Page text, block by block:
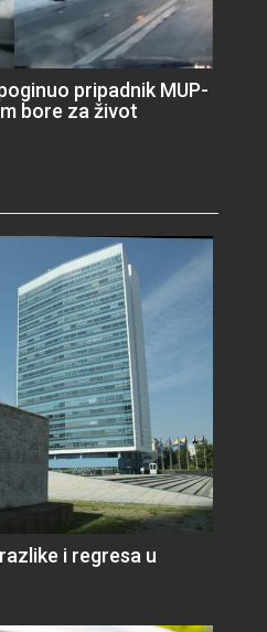
pripadnik MUP-
bore za život
i regresa u